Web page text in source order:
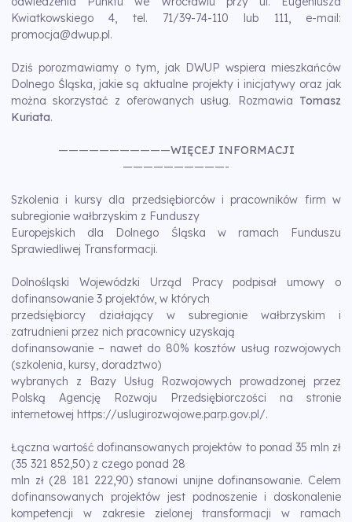
Kwiatkowskiego 4, tel. 71/39-74-110 lub 111, e-mail:
promocja@dwup.pl .
Dziś porozmawiamy o tym, jak DWUP wspiera mieszkańców
Dolnego Śląska, jakie są aktualne projekty i inicjatywy oraz jak
można skorzystać z oferowanych usług. Rozmawia Tomasz
Kuriata.
———————————WIĘCEJ INFORMACJI
——————————-
Szkolenia i kursy dla przedsiębiorców i pracowników firm w
subregionie wałbrzyskim z Funduszy
Europejskich dla Dolnego Śląska w ramach Funduszu
Sprawiedliwej Transformacji.
Dolnośląski Wojewódzki Urząd Pracy podpisał umowy o
dofinansowanie 3 projektów, w których
przedsiębiorcy działający w subregionie wałbrzyskim i
zatrudnieni przez nich pracownicy uzyskają
dofinansowanie – nawet do 80% kosztów usług rozwojowych
(szkolenia, kursy, doradztwo)
wybranych z Bazy Usług Rozwojowych prowadzonej przez
Polską Agencję Rozwoju Przedsiębiorczości na stronie
internetowej https://uslugirozwojowe.parp.gov.pl/.
Łączna wartość dofinansowanych projektów to ponad 35 mln zł
(35 321 852,50) z czego ponad 28
mln zł (28 181 222,90) stanowi unijne dofinansowanie. Celem
dofinansowanych projektów jest podnoszenie i doskonalenie
kompetencji w zakresie zielonej transformacji w ramach